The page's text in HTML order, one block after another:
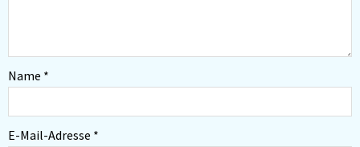
Name *
E-Mail-Adresse *